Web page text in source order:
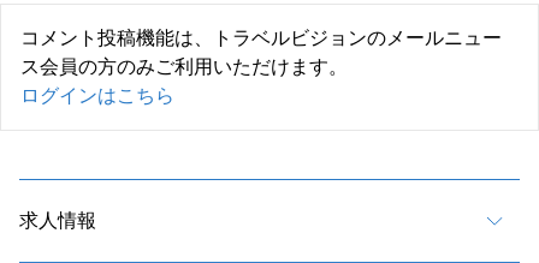
コメント投稿機能は、トラベルビジョンのメールニュー
ス会員の方のみご利用いただけます。
ログインはこちら
求人情報